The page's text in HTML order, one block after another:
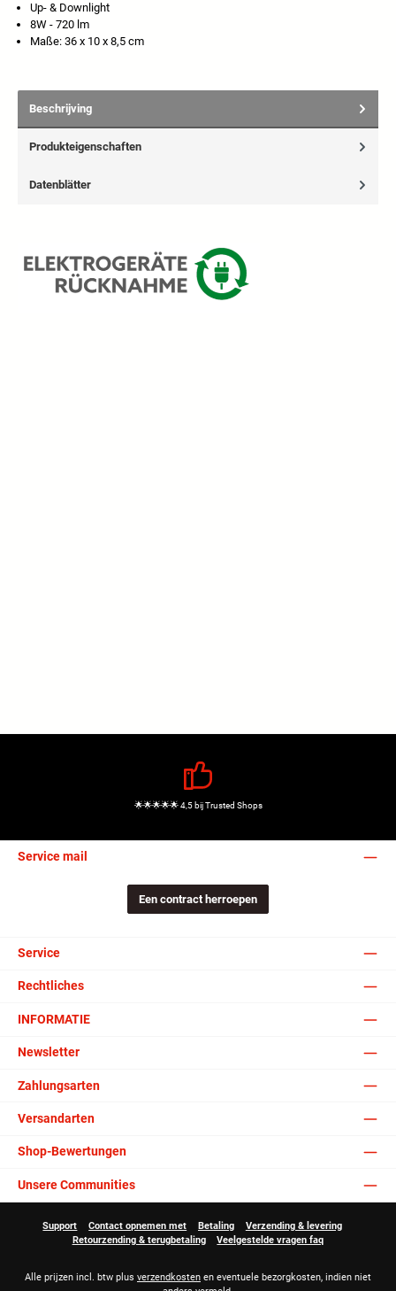
Up- & Downlight
8W - 720 lm
Maße: 36 x 10 x 8,5 cm
Beschrijving
Produkteigenschaften
Datenblätter
🌟🌟🌟🌟🌟 4,5 bij Trusted Shops
Service mail
Een contract herroepen
Service
Rechtliches
INFORMATIE
Newsletter
Zahlungsarten
Versandarten
Shop-Bewertungen
Unsere Communities
Support Contact opnemen met Betaling
Verzending & levering
Retourzending & terugbetaling
Veelgestelde vragen faq
Alle prijzen incl. btw plus verzendkosten en eventuele bezorgkosten, indien niet